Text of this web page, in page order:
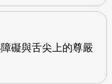
礙與舌尖上的尊嚴